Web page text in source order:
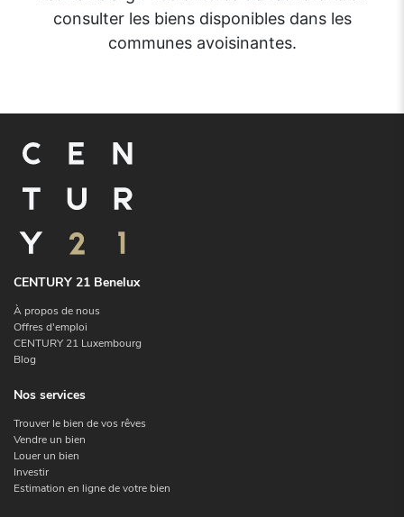
consulter les biens disponibles dans les
communes avoisinantes.
CENTURY 21 Benelux
À propos de nous
Offres d'emploi
CENTURY 21 Luxembourg
Blog
Nos services
Trouver le bien de vos rêves
Vendre un bien
Louer un bien
Investir
Estimation en ligne de votre bien